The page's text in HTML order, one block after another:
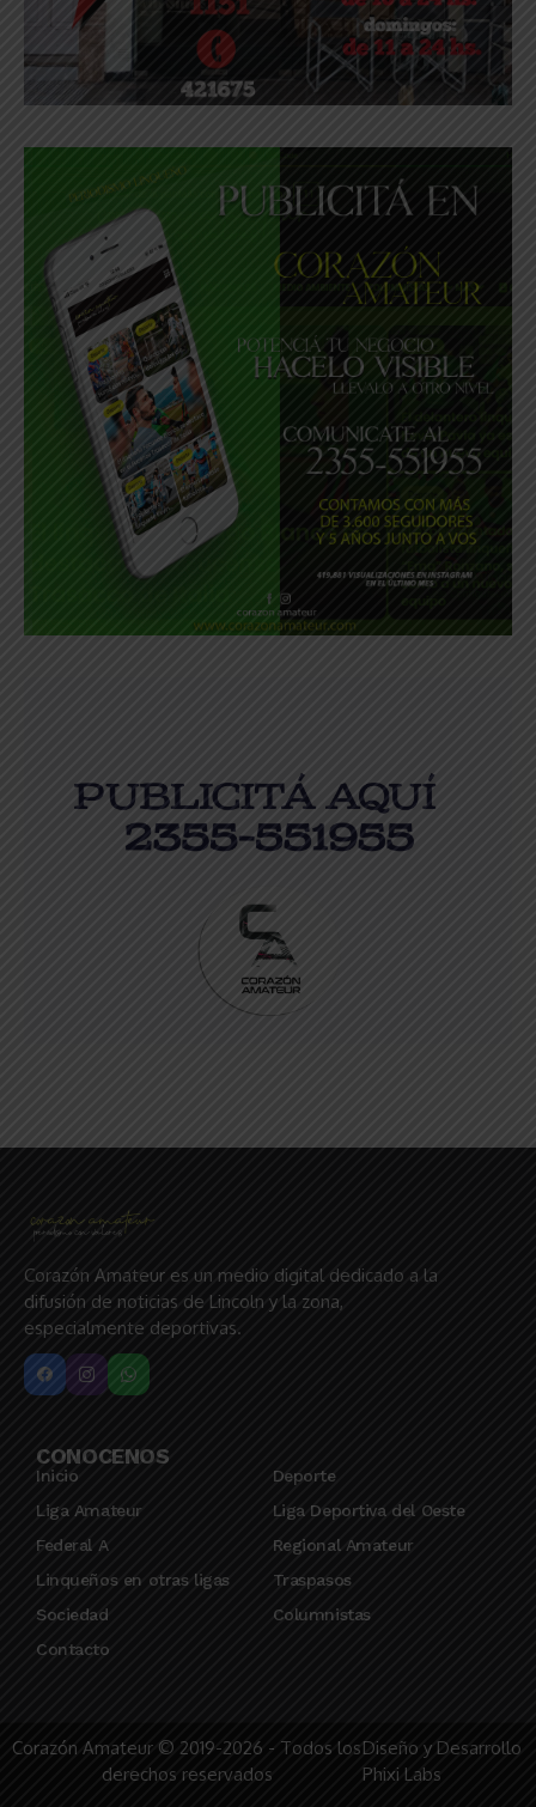
Corazón Amateur es un medio digital dedicado a la
difusión de noticias de Lincoln y la zona,
especialmente deportivas.
CONOCENOS
Inicio
Deporte
Liga Amateur
Liga Deportiva del Oeste
Federal A
Regional Amateur
Linqueños en otras ligas
Traspasos
Sociedad
Columnistas
Contacto
Corazón Amateur © 2019-2026 - Todos los
derechos reservados
Diseño y Desarrollo
Phixi Labs